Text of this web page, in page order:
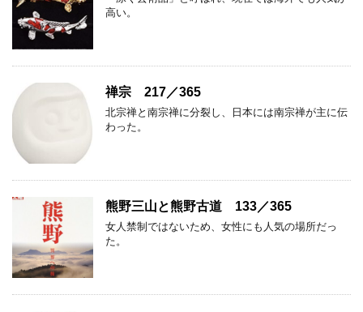
高い。
禅宗 217／365
北宗禅と南宗禅に分裂し、日本には南宗禅が主に伝
わった。
熊野三山と熊野古道 133／365
女人禁制ではないため、女性にも人気の場所だっ
た。